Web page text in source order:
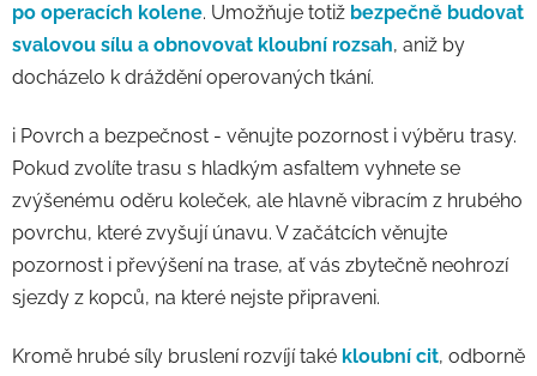
po operacích kolene. Umožňuje totiž bezpečně budovat
svalovou sílu a obnovovat kloubní rozsah, aniž by
docházelo k dráždění operovaných tkání.
i Povrch a bezpečnost - věnujte pozornost i výběru trasy.
Pokud zvolíte trasu s hladkým asfaltem vyhnete se
zvýšenému oděru koleček, ale hlavně vibracím z hrubého
povrchu, které zvyšují únavu. V začátcích věnujte
pozornost i převýšení na trase, ať vás zbytečně neohrozí
sjezdy z kopců, na které nejste připraveni.
Kromě hrubé síly bruslení rozvíjí také kloubní cit, odborně